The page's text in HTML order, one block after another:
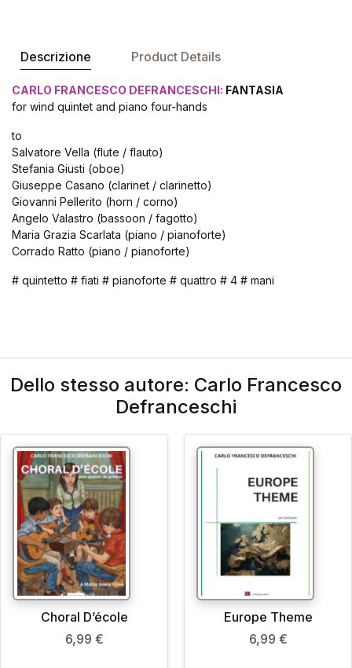
Descrizione Product Details
CARLO FRANCESCO DEFRANCESCHI: FANTASIA
for wind quintet and piano four-hands
to
Salvatore Vella (flute / flauto)
Stefania Giusti (oboe)
Giuseppe Casano (clarinet / clarinetto)
Giovanni Pellerito (horn / corno)
Angelo Valastro (bassoon / fagotto)
Maria Grazia Scarlata (piano / pianoforte)
Corrado Ratto (piano / pianoforte)
# quintetto # fiati # pianoforte # quattro # 4 # mani
Dello stesso autore: Carlo Francesco
Defranceschi
Choral D’école
6,99 €
Europe Theme
6,99 €